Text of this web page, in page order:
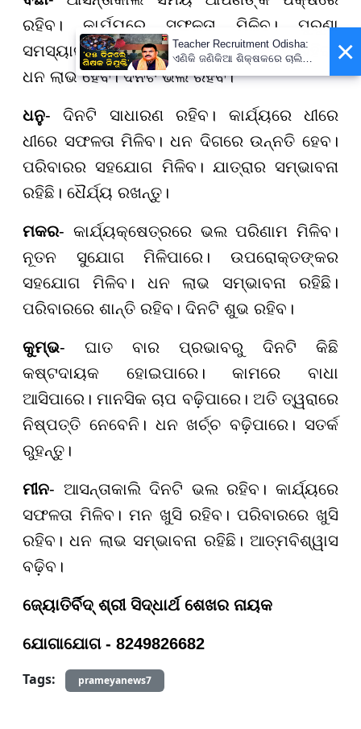
ରହିବ। କାର୍ଯ୍ୟରେ ସଫଳତା ମିଳିବ। ପୁରୁଣା
ସମସ୍ୟାର ସମାଧାନ ହେବ। ପରିବାରରେ ଖୁସି ରହିବ।
ଧନ ଲାଭ ହେବ। ଦିନଟି ଭଲ ରହିବ।
ଧନୁ- ଦିନଟି ସାଧାରଣ ରହିବ। କାର୍ଯ୍ୟରେ ଧୀରେ
ଧୀରେ ସଫଳତା ମିଳିବ। ଧନ ଦିଗରେ ଉନ୍ନତି ହେବ।
ପରିବାରର ସହଯୋଗ ମିଳିବ। ଯାତ୍ରାର ସମ୍ଭାବନା
ରହିଛି। ଧୈର୍ଯ୍ୟ ରଖନ୍ତୁ।
ମକର- କାର୍ଯ୍ୟକ୍ଷେତ୍ରରେ ଭଲ ପରିଣାମ ମିଳିବ।
ନୂତନ ସୁଯୋଗ ମିଳିପାରେ। ଉପରୋକ୍ତଙ୍କର
ସହଯୋଗ ମିଳିବ। ଧନ ଲାଭ ସମ୍ଭାବନା ରହିଛି।
ପରିବାରରେ ଶାନ୍ତି ରହିବ। ଦିନଟି ଶୁଭ ରହିବ।
କୁମ୍ଭ- ଘାତ ବାର ପ୍ରଭାବରୁ ଦିନଟି କିଛି
କଷ୍ଟଦାୟକ ହୋଇପାରେ। କାମରେ ବାଧା
ଆସିପାରେ। ମାନସିକ ଚାପ ବଢ଼ିପାରେ। ଅତି ତ୍ୱରାରେ
ନିଷ୍ପତ୍ତି ନେବେନି। ଧନ ଖର୍ଚ୍ଚ ବଢ଼ିପାରେ। ସତର୍କ
ରୁହନ୍ତୁ।
ମୀନ- ଆସନ୍ତାକାଲି ଦିନଟି ଭଲ ରହିବ। କାର୍ଯ୍ୟରେ
ସଫଳତା ମିଳିବ। ମନ ଖୁସି ରହିବ। ପରିବାରରେ ଖୁସି
ରହିବ। ଧନ ଲାଭ ସମ୍ଭାବନା ରହିଛି। ଆତ୍ମବିଶ୍ୱାସ
ବଢ଼ିବ।
ଜ୍ୟୋତିର୍ବିଦ୍ ଶ୍ରୀ ସିଦ୍ଧାର୍ଥ ଶେଖର ନାୟକ
ଯୋଗାଯୋଗ - 8249826682
Tags:
prameyanews7
×
Teacher Recruitment Odisha:
ଏଣିକି ଜଣିକିଆ ଶିକ୍ଷକରେ ଚାଲିବନି
ସ୍କୁଲ, ନିଯୁକ୍ତ ହେବେ ନୂଆ